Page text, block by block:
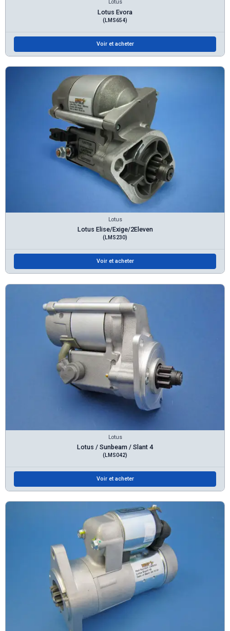
Lotus
Lotus Evora
(LMS654)
Voir et acheter
Lotus
Lotus Elise/Exige/2Eleven
(LMS230)
Voir et acheter
Lotus
Lotus / Sunbeam / Slant 4
(LMS042)
Voir et acheter